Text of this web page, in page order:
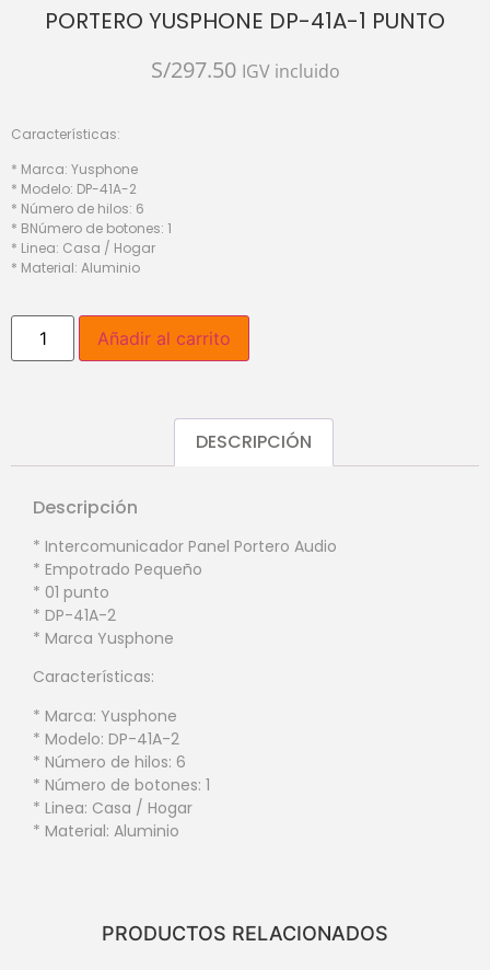
PORTERO YUSPHONE DP-41A-1 PUNTO
S/297.50 IGV incluido
Características:
* Marca: Yusphone
* Modelo: DP-41A-2
* Número de hilos: 6
* BNúmero de botones: 1
* Linea: Casa / Hogar
* Material: Aluminio
Añadir al carrito
DESCRIPCIÓN
Descripción
* Intercomunicador Panel Portero Audio
* Empotrado Pequeño
* 01 punto
* DP-41A-2
* Marca Yusphone
Características:
* Marca: Yusphone
* Modelo: DP-41A-2
* Número de hilos: 6
* Número de botones: 1
* Linea: Casa / Hogar
* Material: Aluminio
PRODUCTOS RELACIONADOS